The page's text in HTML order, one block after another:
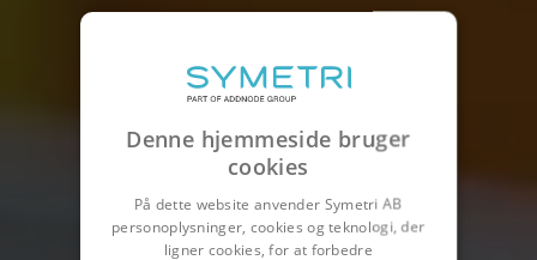
Denne hjemmeside bruger
cookies
På dette website anvender Symetri AB
personoplysninger, cookies og teknologi, der
ligner cookies, for at forbedre